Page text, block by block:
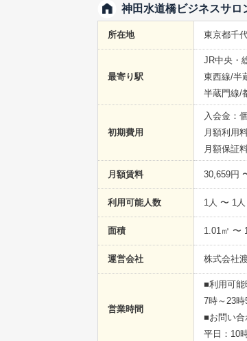
神田水道橋ビジネスサロ
所在地 東京都千
最寄り駅
JR中央・
東西線/半
半蔵門線/
初期費用
入会金：
月額利用
月額保証
月額賃料 30,659円
利用可能人数 1人 〜 1人
面積 1.01㎡ 〜
運営会社 株式会社
営業時間
■利用可能
7時～23時
■お問い合
平日：10